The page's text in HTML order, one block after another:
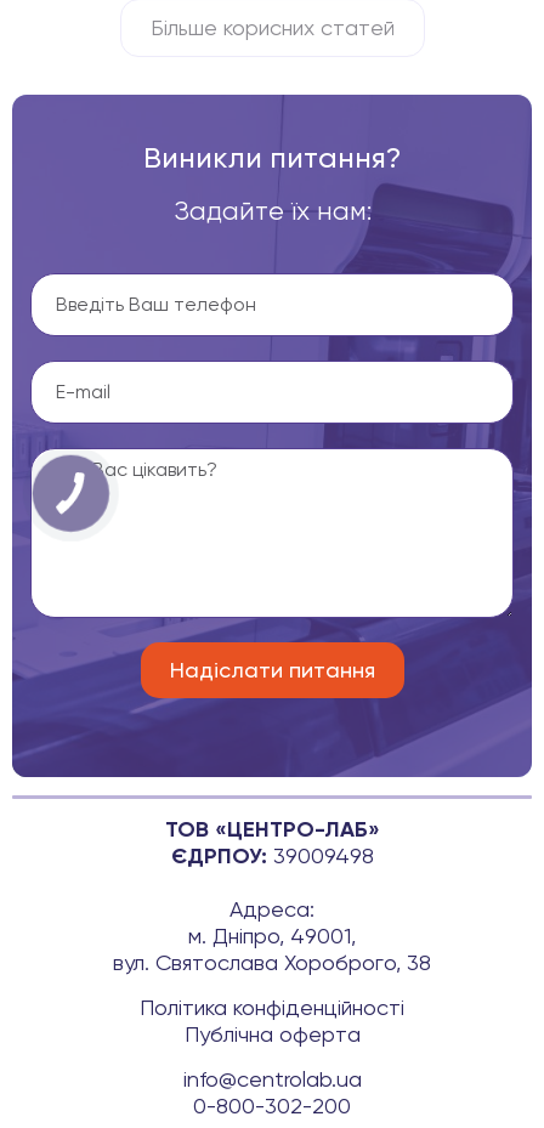
Більше корисних статей
Виникли питання?
Задайте їх нам:
ТОВ «ЦЕНТРО-ЛАБ»
ЄДРПОУ: 39009498
Адреса:
м. Дніпро, 49001,
вул. Святослава Хороброго, 38
Політика конфіденційності
Публічна оферта
info@centrolab.ua
0-800-302-200